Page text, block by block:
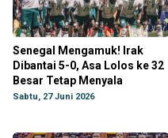
Senegal Mengamuk! Irak
Dibantai 5-0, Asa Lolos ke 32
Besar Tetap Menyala
Sabtu, 27 Juni 2026